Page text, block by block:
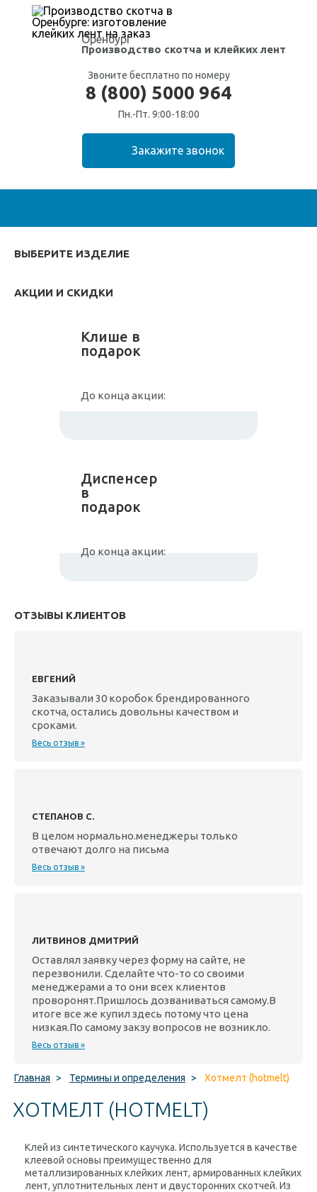
Оренбург
Производство скотча и клейких лент
Звоните бесплатно по номеру
8 (800) 5000 964
Пн.-Пт. 9:00-18:00
ВЫБЕРИТЕ ИЗДЕЛИЕ
АКЦИИ И СКИДКИ
Клише в
подарок
До конца акции:
Диспенсер
в
подарок
До конца акции:
ОТЗЫВЫ КЛИЕНТОВ
ЕВГЕНИЙ
Заказывали 30 коробок брендированного
скотча, остались довольны качеством и
сроками.
Весь отзыв »
СТЕПАНОВ С.
В целом нормально.менеджеры только
отвечают долго на письма
Весь отзыв »
ЛИТВИНОВ ДМИТРИЙ
Оставлял заявку через форму на сайте, не
перезвонили. Сделайте что-то со своими
менеджерами а то они всех клиентов
проворонят.Пришлось дозваниваться самому.В
итоге все же купил здесь потому что цена
низкая.По самому закзу вопросов не возникло.
Весь отзыв »
Главная > Термины и определения > Хотмелт (hotmelt)
ХОТМЕЛТ (HOTMELT)
Клей из синтетического каучука. Используется в качестве
клеевой основы преимущественно для
металлизированных клейких лент, армированных клейких
лент, уплотнительных лент и двусторонних скотчей. Из